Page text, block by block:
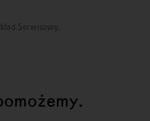
Serwisowy.